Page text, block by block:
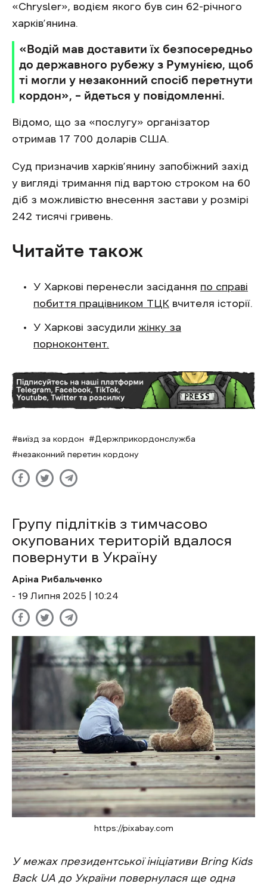
«Chrysler», водієм якого був син 62-річного
харків’янина.
«Водій мав доставити їх безпосередньо
до державного рубежу з Румунією, щоб
ті могли у незаконний спосіб перетнути
кордон», – йдеться у повідомленні.
Відомо, що за «послугу» організатор
отримав 17 700 доларів США.
Суд призначив харків’янину запобіжний захід
у вигляді тримання під вартою строком на 60
діб з можливістю внесення застави у розмірі
242 тисячі гривень.
Читайте також
У Харкові перенесли засідання по справі
побиття працівником ТЦК вчителя історії.
У Харкові засудили жінку за
порноконтент.
виїзд за кордон
Держприкордонслужба
незаконний перетин кордону
Групу підлітків з тимчасово
окупованих територій вдалося
повернути в Україну
Аріна Рибальченко
- 19 Липня 2025 | 10:24
https://pixabay.com
У межах президентської ініціативи Bring Kids
Back UA до України повернулася ще одна